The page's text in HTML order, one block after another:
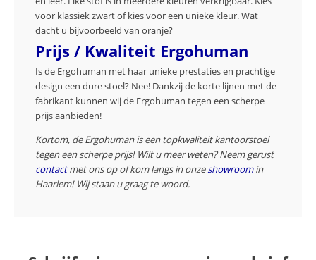
voor klassiek zwart of kies voor een unieke kleur. Wat
dacht u bijvoorbeeld van oranje?
Prijs / Kwaliteit Ergohuman
Is de Ergohuman met haar unieke prestaties en prachtige
design een dure stoel? Nee! Dankzij de korte lijnen met de
fabrikant kunnen wij de Ergohuman tegen een scherpe
prijs aanbieden!
Kortom, de Ergohuman is een topkwaliteit kantoorstoel
tegen een scherpe prijs! Wilt u meer weten? Neem gerust
contactmet ons op of kom langs in onzeshowroomin
Haarlem! Wij staan u graag te woord.